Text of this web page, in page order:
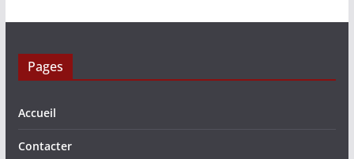
Pages
Accueil
Contacter